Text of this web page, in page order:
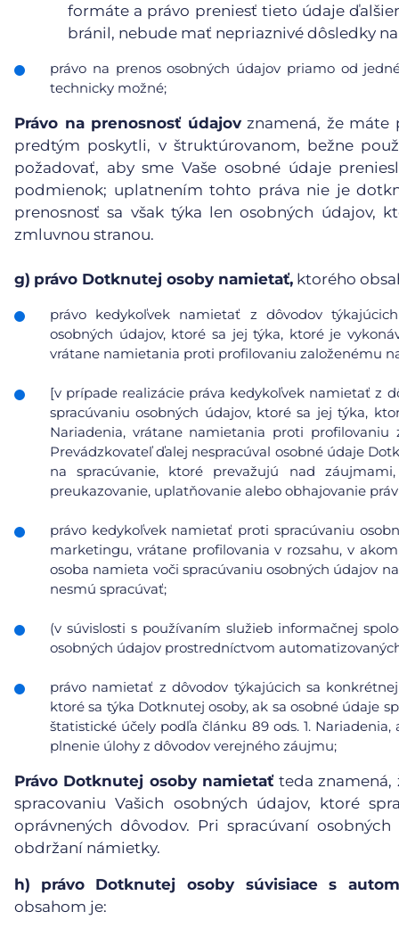
formáte a právo preniesť tieto údaje
bránil, nebude mať nepriaznivé dôsledky
právo na prenos osobných údajov priamo od
technicky možné;
Právo na prenosnosť údajovznamená, že máte
predtým poskytli, v štruktúrovanom, bežne
požadovať, aby sme Vaše osobné údaje
podmienok; uplatnením tohto práva nie je
prenosnosť sa však týka len osobných údajov,
zmluvnou stranou.
g) právo Dotknutej osoby namietať, ktorého
právo kedykoľvek namietať z dôvodov
osobných údajov, ktoré sa jej týka, ktoré je
vrátane namietania proti profilovaniu založenému
[v prípade realizácie práva kedykoľvek namietať z
spracúvaniu osobných údajov, ktoré sa jej týka,
Nariadenia, vrátane namietania proti
Prevádzkovateľ ďalej nespracúval osobné údaje
na spracúvanie, ktoré prevažujú nad
preukazovanie, uplatňovanie alebo obhajovanie
právo kedykoľvek namietať proti spracúvaniu
marketingu, vrátane profilovania v rozsahu, v
osoba namieta voči spracúvaniu osobných údajov
nesmú spracúvať;
(v súvislosti s používaním služieb informačnej
osobných údajov prostredníctvom
právo namietať z dôvodov týkajúcich sa
ktoré sa týka Dotknutej osoby, ak sa osobné údaje
štatistické účely podľa článku 89 ods. 1.
plnenie úlohy z dôvodov verejného záujmu;
Právo Dotknutej osoby namietaťteda znamená,
spracovaniu Vašich osobných údajov, ktoré
oprávnených dôvodov. Pri spracúvaní
obdržaní námietky.
h)
právo Dotknutej osoby súvisiace s
obsahom je: